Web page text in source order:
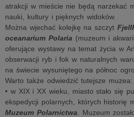
atrakcji w mieście nie będą narzekać
nauki, kultury i pięknych widoków.
Można wjechać kolejkę na szczyt
oceanarium Polaria (muzeum i
oferujące wystawy na temat życia w
obserwacji ryb i fok w naturalnych
na świecie wysuniętego na północ
Warto także odwiedzić tutejsze muzea:
• w XIX i XX wieku, miasto stało się
ekspedycji polarnych, których historię
Muzeum Polarnictwa . Muzeum